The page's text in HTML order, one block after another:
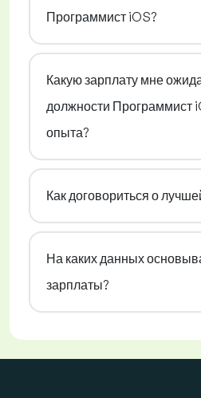
Программист iOS?
Какую зарплату мне
должности Программист
опыта?
Как договориться о
На каких данных
зарплаты?